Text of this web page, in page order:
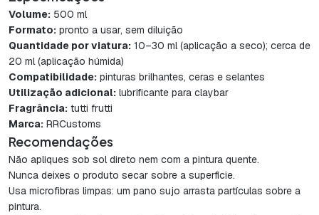
Volume: 500 ml
Formato: pronto a usar, sem diluição
Quantidade por viatura: 10–30 ml (aplicação a seco); cerca de
20 ml (aplicação húmida)
Compatibilidade: pinturas brilhantes, ceras e selantes
Utilização adicional: lubrificante para claybar
Fragrância: tutti frutti
Marca: RRCustoms
Recomendações
Não apliques sob sol direto nem com a pintura quente.
Nunca deixes o produto secar sobre a superfície.
Usa microfibras limpas: um pano sujo arrasta partículas sobre a
pintura.